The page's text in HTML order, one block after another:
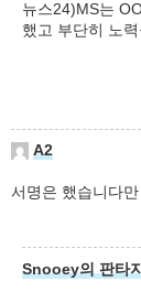
뉴스24)MS는
했고 부단히 노
A2
서명은 했습니다
Snooey의 판타